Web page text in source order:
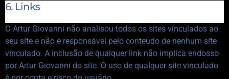
6. Links
O Artur Giovanni não analisou todos os sites vinculados ao
seu site e não é responsável pelo conteúdo de nenhum site
vinculado. A inclusão de qualquer link não implica endosso
por Artur Giovanni do site. O uso de qualquer site vinculado